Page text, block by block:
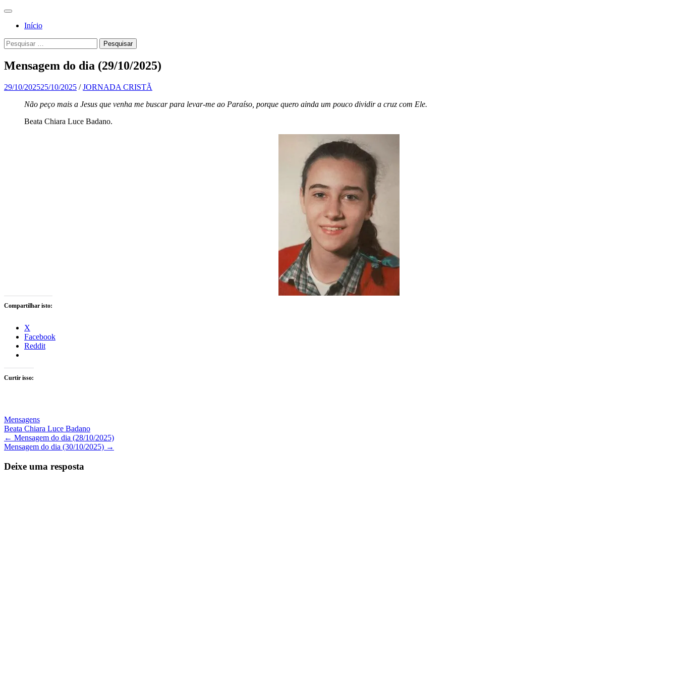
Jornada
Cristã
Para a
Deus, em
comunhão
Santa
Igreja
Católica
Menu
Início
Pesquisa
Pesquisar
por:
Mensagem do dia (29/10/2025)
29/10/202525/10/2025 /JORNADA CRISTÃ
Não peço mais a Jesus que venha me buscar para levar-me ao Paraíso, porque quero ainda um pouco dividir a cruz com Ele.
Beata Chiara Luce Badano.
Compartilhar isto:
X
Facebook
Reddit
Curtir isso:
Mensagens
Beata Chiara Luce Badano
Navegação
de
Posts
← Mensagem do dia (28/10/2025)
Mensagem do dia (30/10/2025) →
Deixe uma resposta